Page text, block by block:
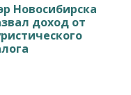
Новосибирска
доход от